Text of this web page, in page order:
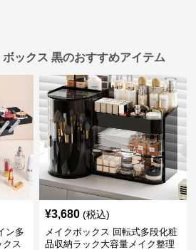
ックス 黒のおすすめアイテム
ン多
クス
¥3,680 (税込)
メイクボックス 回転式多段化粧
品収納ラック大容量メイク整理